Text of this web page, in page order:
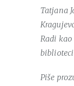
Tatjana
Radi
biblioteci
Piše